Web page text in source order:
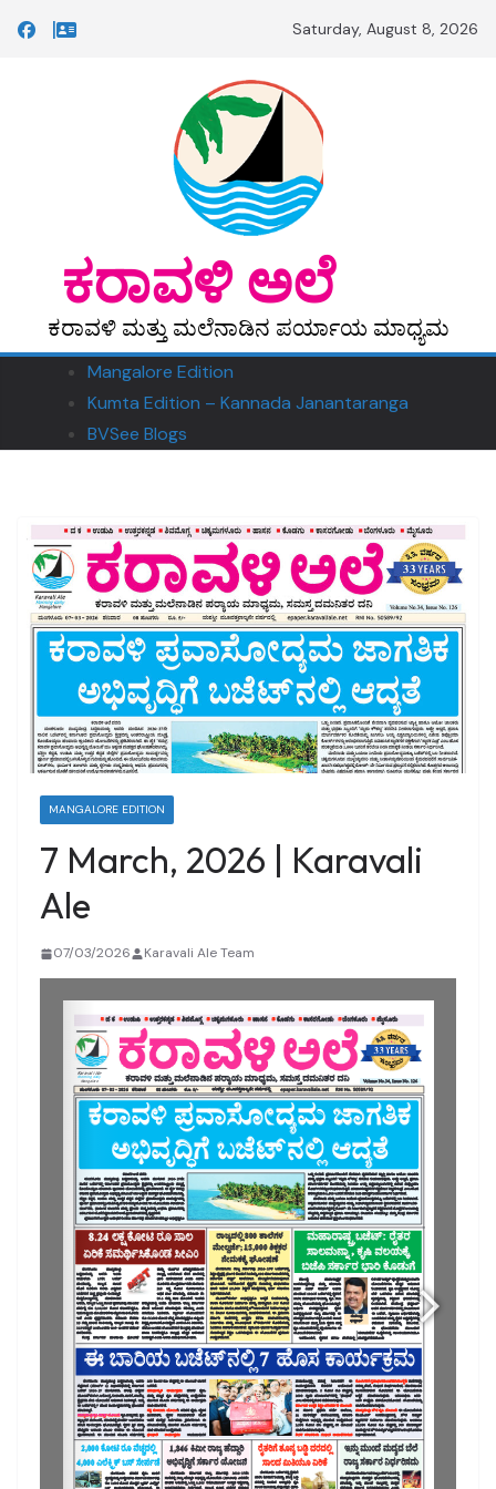
Saturday, August 8, 2026
‎ ‎‎ಕರಾವಳಿ ಅಲೆ
ಕರಾವಳಿ ಮತ್ತು ಮಲೆನಾಡಿನ ಪರ್ಯಾಯ ಮಾಧ್ಯಮ
Mangalore Edition
Kumta Edition – Kannada Janantaranga
BVSee Blogs
MANGALORE EDITION
7 March, 2026 | Karavali
Ale
07/03/2026 Karavali Ale Team